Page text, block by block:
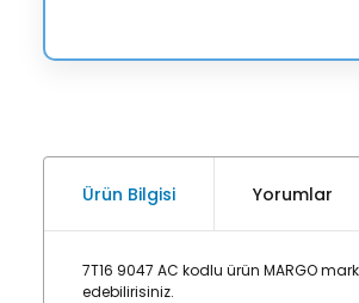
Ürün Bilgisi Yorumlar
7T16 9047 AC kodlu ürün MARGO
edebilirisiniz.